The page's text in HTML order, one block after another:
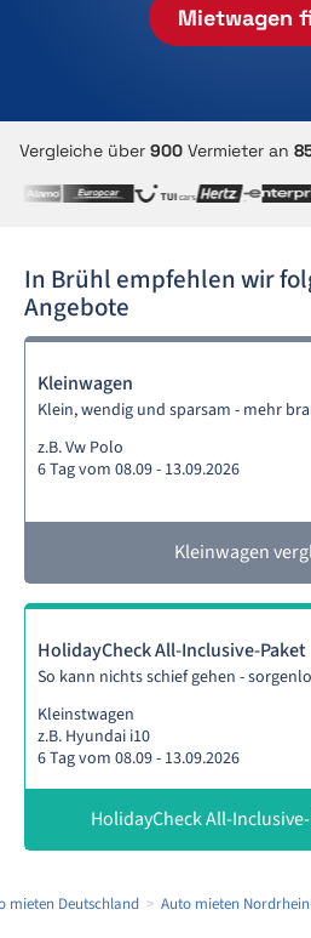
Mietwagen
Vergleiche über 900 Vermieter an
In Brühl empfehlen wir
Angebote
Kleinwagen
Klein, wendig und sparsam - mehr
z.B. Vw Polo
6 Tag vom 08.09 - 13.09.2026
Kleinwagen
HolidayCheck All-Inclusive-Paket
So kann nichts schief gehen -
Kleinstwagen
z.B. Hyundai i10
6 Tag vom 08.09 - 13.09.2026
HolidayCheck All-
mieten Deutschland Auto mieten